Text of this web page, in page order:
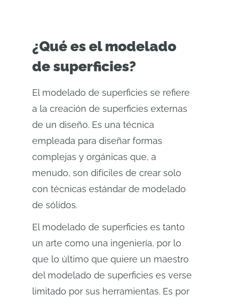
¿Qué es el modelado
de superficies?
El modelado de superficies se refiere
a la creación de superficies externas
de un diseño. Es una técnica
empleada para diseñar formas
complejas y orgánicas que, a
menudo, son difíciles de crear solo
con técnicas estándar de modelado
de sólidos.
El modelado de superficies es tanto
un arte como una ingeniería, por lo
que lo último que quiere un maestro
del modelado de superficies es verse
limitado por sus herramientas. Es por